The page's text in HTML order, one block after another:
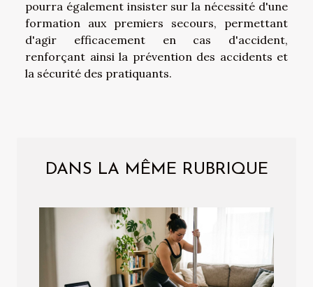
pourra également insister sur la nécessité d'une
formation aux premiers secours, permettant
d'agir efficacement en cas d'accident,
renforçant ainsi la prévention des accidents et
la sécurité des pratiquants.
DANS LA MÊME RUBRIQUE